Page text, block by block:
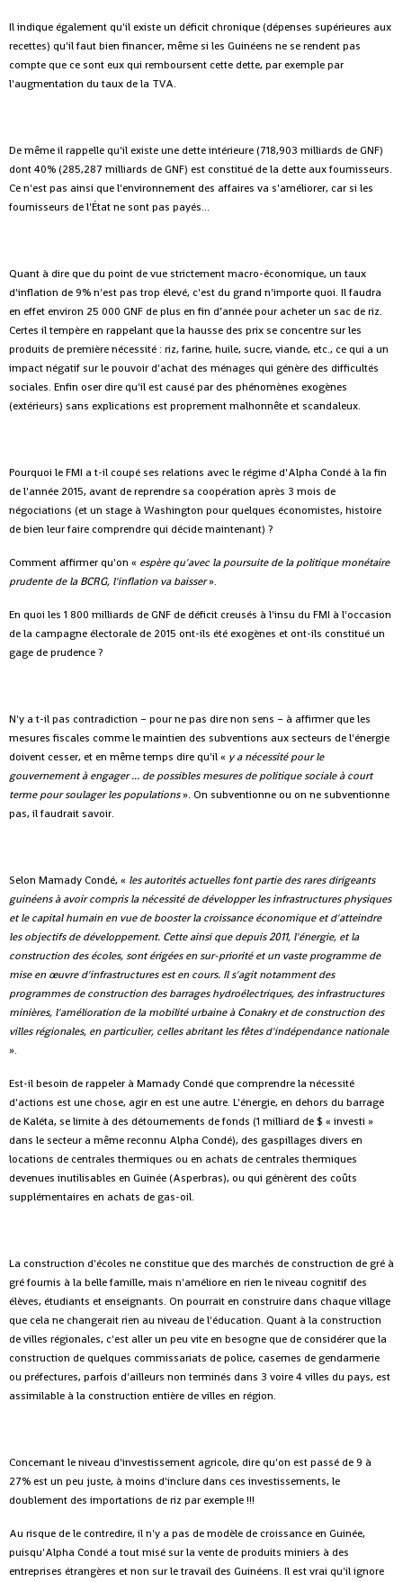
Il indique également qu'il existe un déficit chronique (dépenses supérieures aux
recettes) qu'il faut bien financer, même si les Guinéens ne se rendent pas
compte que ce sont eux qui remboursent cette dette, par exemple par
l'augmentation du taux de la TVA.
De même il rappelle qu'il existe une dette intérieure (718,903 milliards de GNF)
dont 40% (285,287 milliards de GNF) est constitué de la dette aux fournisseurs.
Ce n'est pas ainsi que l'environnement des affaires va s'améliorer, car si les
fournisseurs de l'État ne sont pas payés...
Quant à dire que du point de vue strictement macro-économique, un taux
d'inflation de 9% n'est pas trop élevé, c'est du grand n'importe quoi. Il faudra
en effet environ 25 000 GNF de plus en fin d’année pour acheter un sac de riz.
Certes il tempère en rappelant que la hausse des prix se concentre sur les
produits de première nécessité : riz, farine, huile, sucre, viande, etc., ce qui a un
impact négatif sur le pouvoir d'achat des ménages qui génère des difficultés
sociales. Enfin oser dire qu'il est causé par des phénomènes exogènes
(extérieurs) sans explications est proprement malhonnête et scandaleux.
Pourquoi le FMI a t-il coupé ses relations avec le régime d'Alpha Condé à la fin
de l'année 2015, avant de reprendre sa coopération après 3 mois de
négociations (et un stage à Washington pour quelques économistes, histoire
de bien leur faire comprendre qui décide maintenant) ?
Comment affirmer qu'on « espère qu'avec la poursuite de la politique monétaire
prudente de la BCRG, l'inflation va baisser».
En quoi les 1 800 milliards de GNF de déficit creusés à l'insu du FMI à l'occasion
de la campagne électorale de 2015 ont-ils été exogènes et ont-ils constitué un
gage de prudence ?
N'y a t-il pas contradiction – pour ne pas dire non sens – à affirmer que les
mesures fiscales comme le maintien des subventions aux secteurs de l'énergie
doivent cesser, et en même temps dire qu'il « y a nécessité pour le
gouvernement à engager ... de possibles mesures de politique sociale à court
terme pour soulager les populations». On subventionne ou on ne subventionne
pas, il faudrait savoir.
Selon Mamady Condé, « les autorités actuelles font partie des rares dirigeants
guinéens à avoir compris la nécessité de développer les infrastructures physiques
et le capital humain en vue de booster la croissance économique et d'atteindre
les objectifs de développement. Cette ainsi que depuis 2011, l'énergie, et la
construction des écoles, sont érigées en sur-priorité et un vaste programme de
mise en œuvre d'infrastructures est en cours. Il s'agit notamment des
programmes de construction des barrages hydroélectriques, des infrastructures
minières, l'amélioration de la mobilité urbaine à Conakry et de construction des
villes régionales, en particulier, celles abritant les fêtes d'indépendance nationale
».
Est-il besoin de rappeler à Mamady Condé que comprendre la nécessité
d'actions est une chose, agir en est une autre. L'énergie, en dehors du barrage
de Kaléta, se limite à des détournements de fonds (1 milliard de $ « investi »
dans le secteur a même reconnu Alpha Condé), des gaspillages divers en
locations de centrales thermiques ou en achats de centrales thermiques
devenues inutilisables en Guinée (Asperbras), ou qui génèrent des coûts
supplémentaires en achats de gas-oil.
La construction d'écoles ne constitue que des marchés de construction de gré à
gré fournis à la belle famille, mais n'améliore en rien le niveau cognitif des
élèves, étudiants et enseignants. On pourrait en construire dans chaque village
que cela ne changerait rien au niveau de l'éducation. Quant à la construction
de villes régionales, c'est aller un peu vite en besogne que de considérer que la
construction de quelques commissariats de police, casernes de gendarmerie
ou préfectures, parfois d'ailleurs non terminés dans 3 voire 4 villes du pays, est
assimilable à la construction entière de villes en région.
Concernant le niveau d'investissement agricole, dire qu'on est passé de 9 à
27% est un peu juste, à moins d'inclure dans ces investissements, le
doublement des importations de riz par exemple !!!
Au risque de le contredire, il n'y a pas de modèle de croissance en Guinée,
puisqu'Alpha Condé a tout misé sur la vente de produits miniers à des
entreprises étrangères et non sur le travail des Guinéens. Il est vrai qu'il ignore